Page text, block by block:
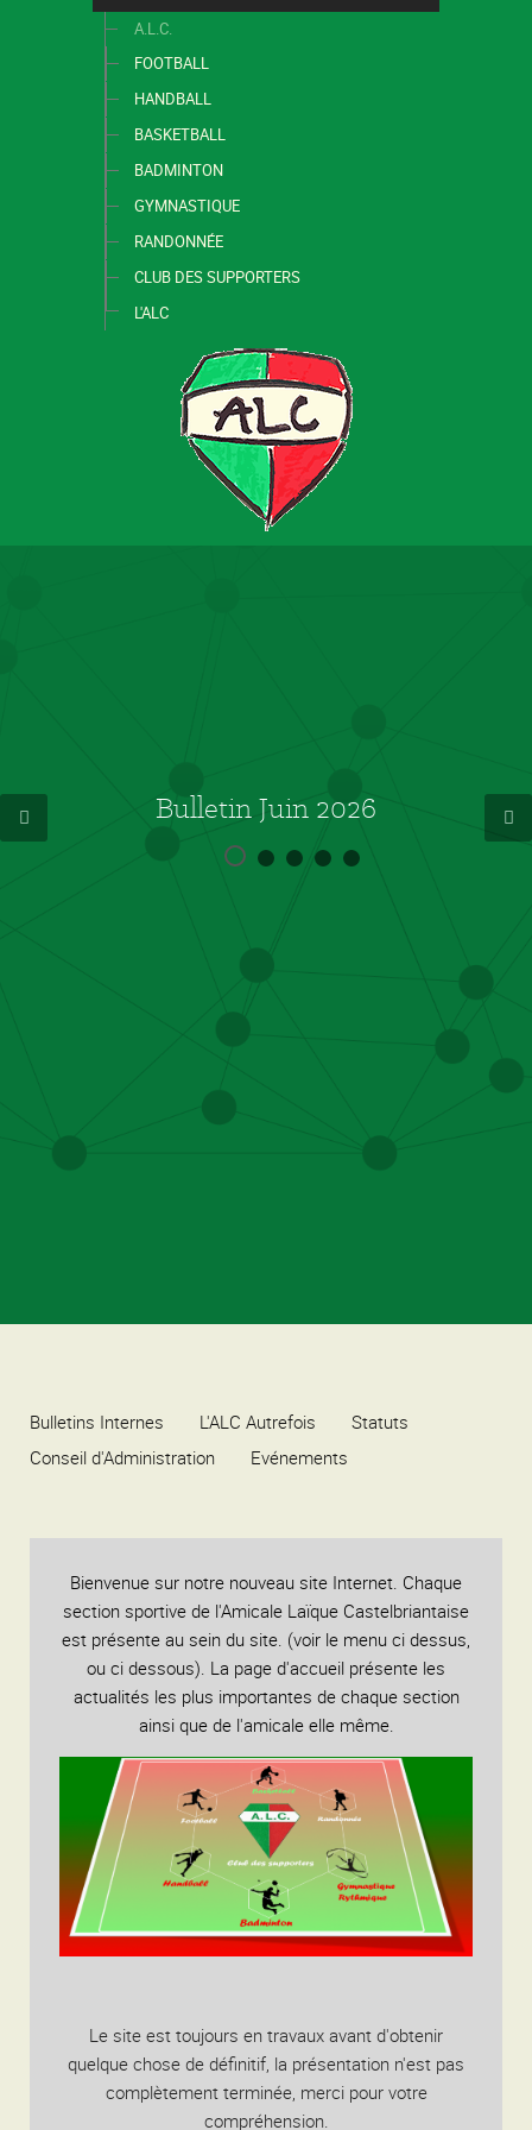
A.L.C.
FOOTBALL
HANDBALL
BASKETBALL
BADMINTON
GYMNASTIQUE
RANDONNÉE
CLUB DES SUPPORTERS
L'ALC
Bulletin Juin 2026
Bulletins Internes L'ALC Autrefois
Statuts
Conseil d'Administration
Evénements
Bienvenue sur notre nouveau site Internet. Chaque
section sportive de l'Amicale Laïque Castelbriantaise
est présente au sein du site. (voir le menu ci dessus,
ou ci dessous). La page d'accueil présente les
actualités les plus importantes de chaque section
ainsi que de l'amicale elle même.
Le site est toujours en travaux avant d'obtenir
quelque chose de définitif, la présentation n'est pas
complètement terminée, merci pour votre
compréhension.